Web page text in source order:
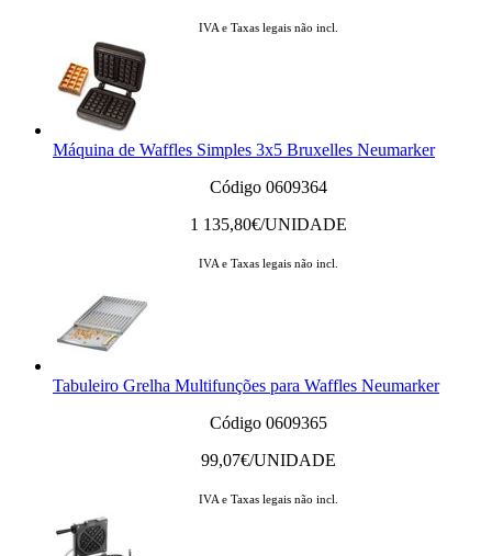
IVA e Taxas legais não incl.
Máquina de Waffles Simples 3x5 Bruxelles Neumarker
Código 0609364
1 135,80€/UNIDADE
IVA e Taxas legais não incl.
Tabuleiro Grelha Multifunções para Waffles Neumarker
Código 0609365
99,07€/UNIDADE
IVA e Taxas legais não incl.